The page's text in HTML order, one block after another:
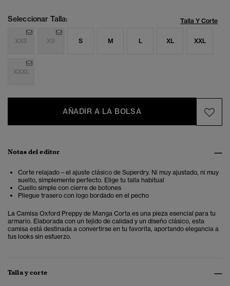
Seleccionar Talla: Talla Y Corte
XXS XS S M L XL XXL
XXXL
AÑADIR A LA BOLSA
Notas del editor
Corte relajado – el ajuste clásico de Superdry. Ni muy ajustado, ni muy
suelto, simplemente perfecto. Elige tu talla habitual
Cuello simple con cierre de botones
Pliegue trasero con logo bordado en el pecho
La Camisa Oxford Preppy de Manga Corta es una pieza esencial para tu
armario. Elaborada con un tejido de calidad y un diseño clásico, esta
camisa está destinada a convertirse en tu favorita, aportando elegancia a
tus looks sin esfuerzo.
Talla y corte